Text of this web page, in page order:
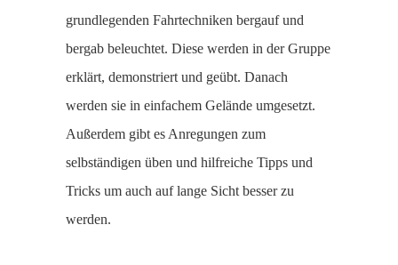
grundlegenden Fahrtechniken bergauf und
bergab beleuchtet. Diese werden in der Gruppe
erklärt, demonstriert und geübt. Danach
werden sie in einfachem Gelände umgesetzt.
Außerdem gibt es Anregungen zum
selbständigen üben und hilfreiche Tipps und
Tricks um auch auf lange Sicht besser zu
werden.